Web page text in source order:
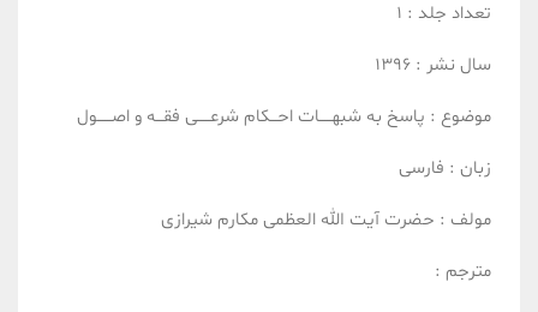
تعداد جلد : 1
سال نشر : 1396
موضوع : پاسخ به شبهـــــات احـــکام شرعـــــی فقـــه و اصــــــول
زبان : فارسی
مولف : حضرت آیت الله العظمی مکارم شیرازی
مترجم :